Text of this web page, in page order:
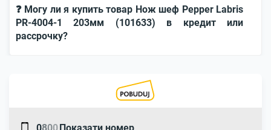
❓ Могу ли я купить товар Нож шеф Pepper Labris
PR-4004-1 203мм (101633) в кредит или
рассрочку?